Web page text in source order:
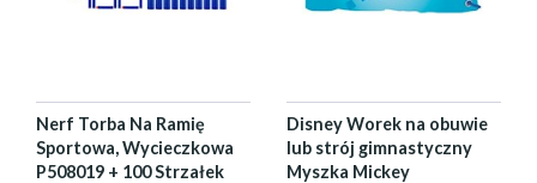
Nerf Torba Na Ramię
Sportowa, Wycieczkowa
P508019 + 100 Strzałek
Disney Worek na obuwie
lub strój gimnastyczny
Myszka Mickey